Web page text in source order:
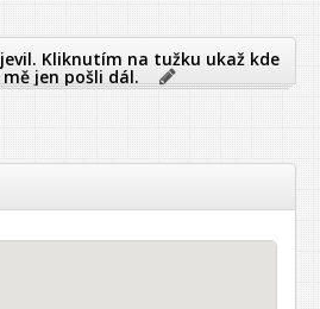
Kliknutím na tužku ukaž kde
jen pošli dál.